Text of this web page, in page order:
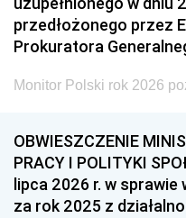
przedłożonego przez
Prokuratora
Monitor Polski rok 2026
OBWIESZCZENIE
PRACY I POLITYKI
lipca 2026 r. w
za rok 2025 z